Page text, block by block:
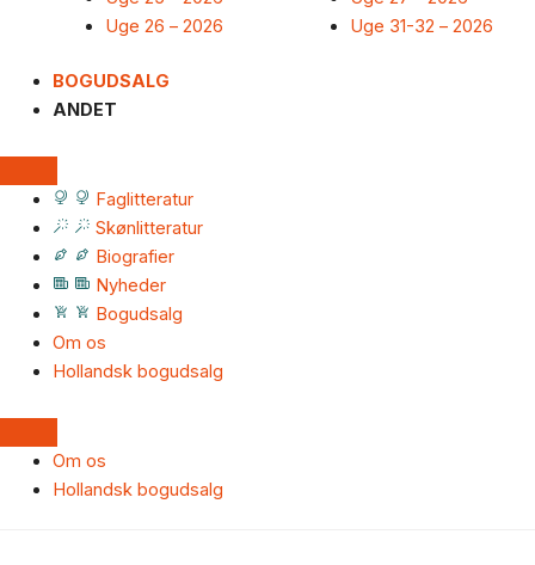
Uge 26 – 2026
Uge 31-32 – 2026
BOGUDSALG
ANDET
Faglitteratur
Skønlitteratur
Biografier
Nyheder
Bogudsalg
Om os
Hollandsk bogudsalg
Om os
Hollandsk bogudsalg